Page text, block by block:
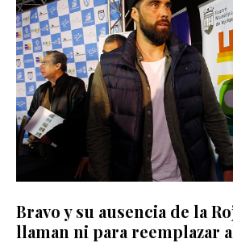
Bravo y su ausencia de la
llaman ni para reemplazar